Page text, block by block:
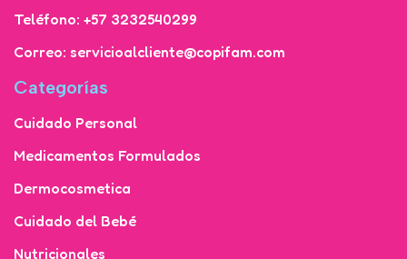
Teléfono: +57 3232540299
Correo: servicioalcliente@copifam.com
Categorías
Cuidado Personal
Medicamentos Formulados
Dermocosmetica
Cuidado del Bebé
Nutricionales